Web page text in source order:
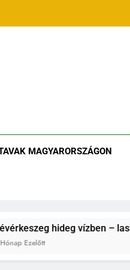
MAGYARORSZÁGON
hideg vízben – lassú, de